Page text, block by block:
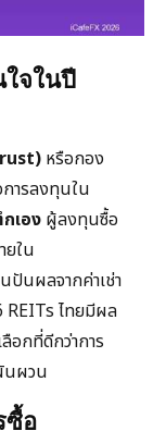
จในปี
หรือกอง
ารลงทุนใน
เอง ผู้ลงทุนซื้อ
ใน
ปันผลจากค่าเช่า
ไทยมีผล
อกที่ดีกว่าการ
นผวน
ซื้อ